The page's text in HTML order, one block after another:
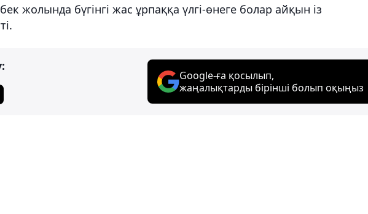
жолында бүгінгі жас ұрпаққа үлгі-өнеге болар айқын із
Google-ға қосылып,
жаңалықтарды бірінші болып оқыңыз